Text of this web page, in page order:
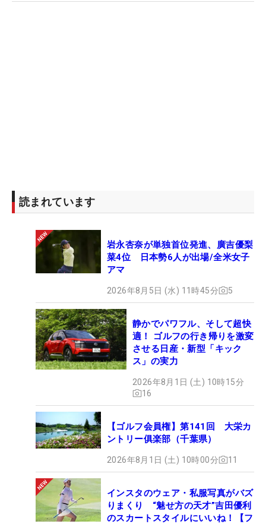
読まれています
岩永杏奈が単独首位発進、廣吉優梨
菜4位 日本勢6人が出場/全米女子
アマ
2026年8月5日 (水) 11時45分 5
静かでパワフル、そして超快
適！ ゴルフの行き帰りを激変
させる日産・新型「キック
ス」の実力
2026年8月1日 (土) 10時15分
16
【ゴルフ会員権】第141回 大栄カ
ントリー俱楽部（千葉県）
2026年8月1日 (土) 10時00分 11
インスタのウェア・私服写真がバズ
りまくり “魅せ方の天才”吉田優利
のスカートスタイルにいいね！【フ